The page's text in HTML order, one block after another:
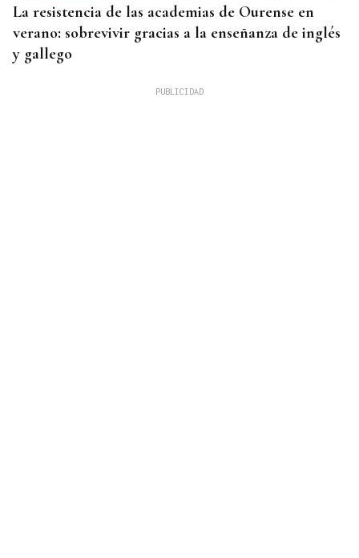
La resistencia de las academias de Ourense en
verano: sobrevivir gracias a la enseñanza de inglés
y gallego